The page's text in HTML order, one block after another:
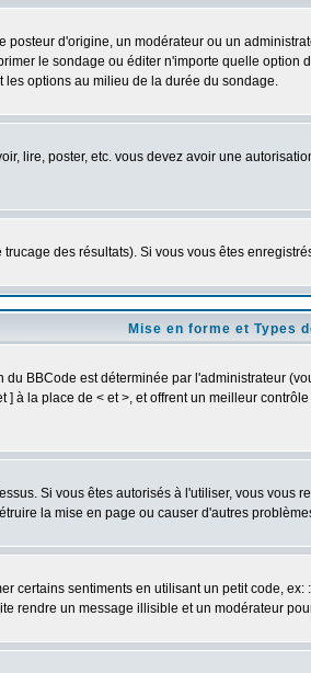
d'origine, un modérateur ou un
le sondage ou éditer n'importe quelle
options au milieu de la durée du sondage.
lire, poster, etc. vous devez avoir une
des résultats). Si vous vous êtes
Mise en forme et Types
BBCode est déterminée par l'administrateur
à la place de < et >, et offrent un meilleur
Si vous êtes autorisés à l'utiliser, vous
la mise en page ou causer d'autres
certains sentiments en utilisant un petit code,
rendre un message illisible et un modérateur